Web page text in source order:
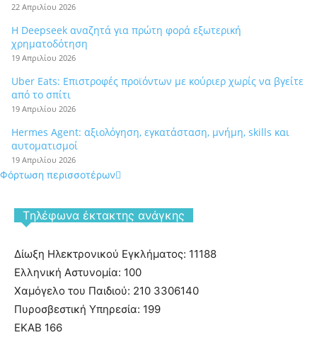
22 Απριλίου 2026
Η Deepseek αναζητά για πρώτη φορά εξωτερική
χρηματοδότηση
19 Απριλίου 2026
Uber Eats: Επιστροφές προϊόντων με κούριερ χωρίς να βγείτε
από το σπίτι
19 Απριλίου 2026
Hermes Agent: αξιολόγηση, εγκατάσταση, μνήμη, skills και
αυτοματισμοί
19 Απριλίου 2026
Φόρτωση περισσοτέρων
Tηλέφωνα έκτακτης ανάγκης
Δίωξη Ηλεκτρονικού Εγκλήματος: 11188
Ελληνική Αστυνομία: 100
Χαμόγελο του Παιδιού: 210 3306140
Πυροσβεστική Υπηρεσία: 199
ΕΚΑΒ 166